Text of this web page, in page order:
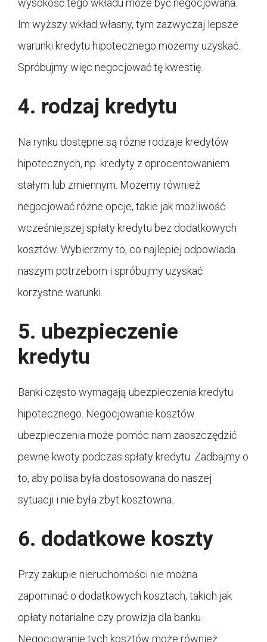
wysokość tego wkładu może być negocjowana.
Im wyższy wkład własny, tym zazwyczaj lepsze
warunki kredytu hipotecznego możemy uzyskać.
Spróbujmy więc negocjować tę kwestię.
4. rodzaj kredytu
Na rynku dostępne są różne rodzaje kredytów
hipotecznych, np. kredyty z oprocentowaniem
stałym lub zmiennym. Możemy również
negocjować różne opcje, takie jak możliwość
wcześniejszej spłaty kredytu bez dodatkowych
kosztów. Wybierzmy to, co najlepiej odpowiada
naszym potrzebom i spróbujmy uzyskać
korzystne warunki.
5. ubezpieczenie
kredytu
Banki często wymagają ubezpieczenia kredytu
hipotecznego. Negocjowanie kosztów
ubezpieczenia może pomóc nam zaoszczędzić
pewne kwoty podczas spłaty kredytu. Zadbajmy o
to, aby polisa była dostosowana do naszej
sytuacji i nie była zbyt kosztowna.
6. dodatkowe koszty
Przy zakupie nieruchomości nie można
zapominać o dodatkowych kosztach, takich jak
opłaty notarialne czy prowizja dla banku.
Negocjowanie tych kosztów może również